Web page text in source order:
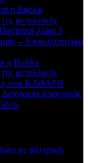
η Βούλα
μεταλλικής
λύρα 3
– Αποκαλυπτήρια
η Βούλα
μεταλλικής
σου ΚΑΘΑΡΗ
Καστοριάς
σε αθλητική